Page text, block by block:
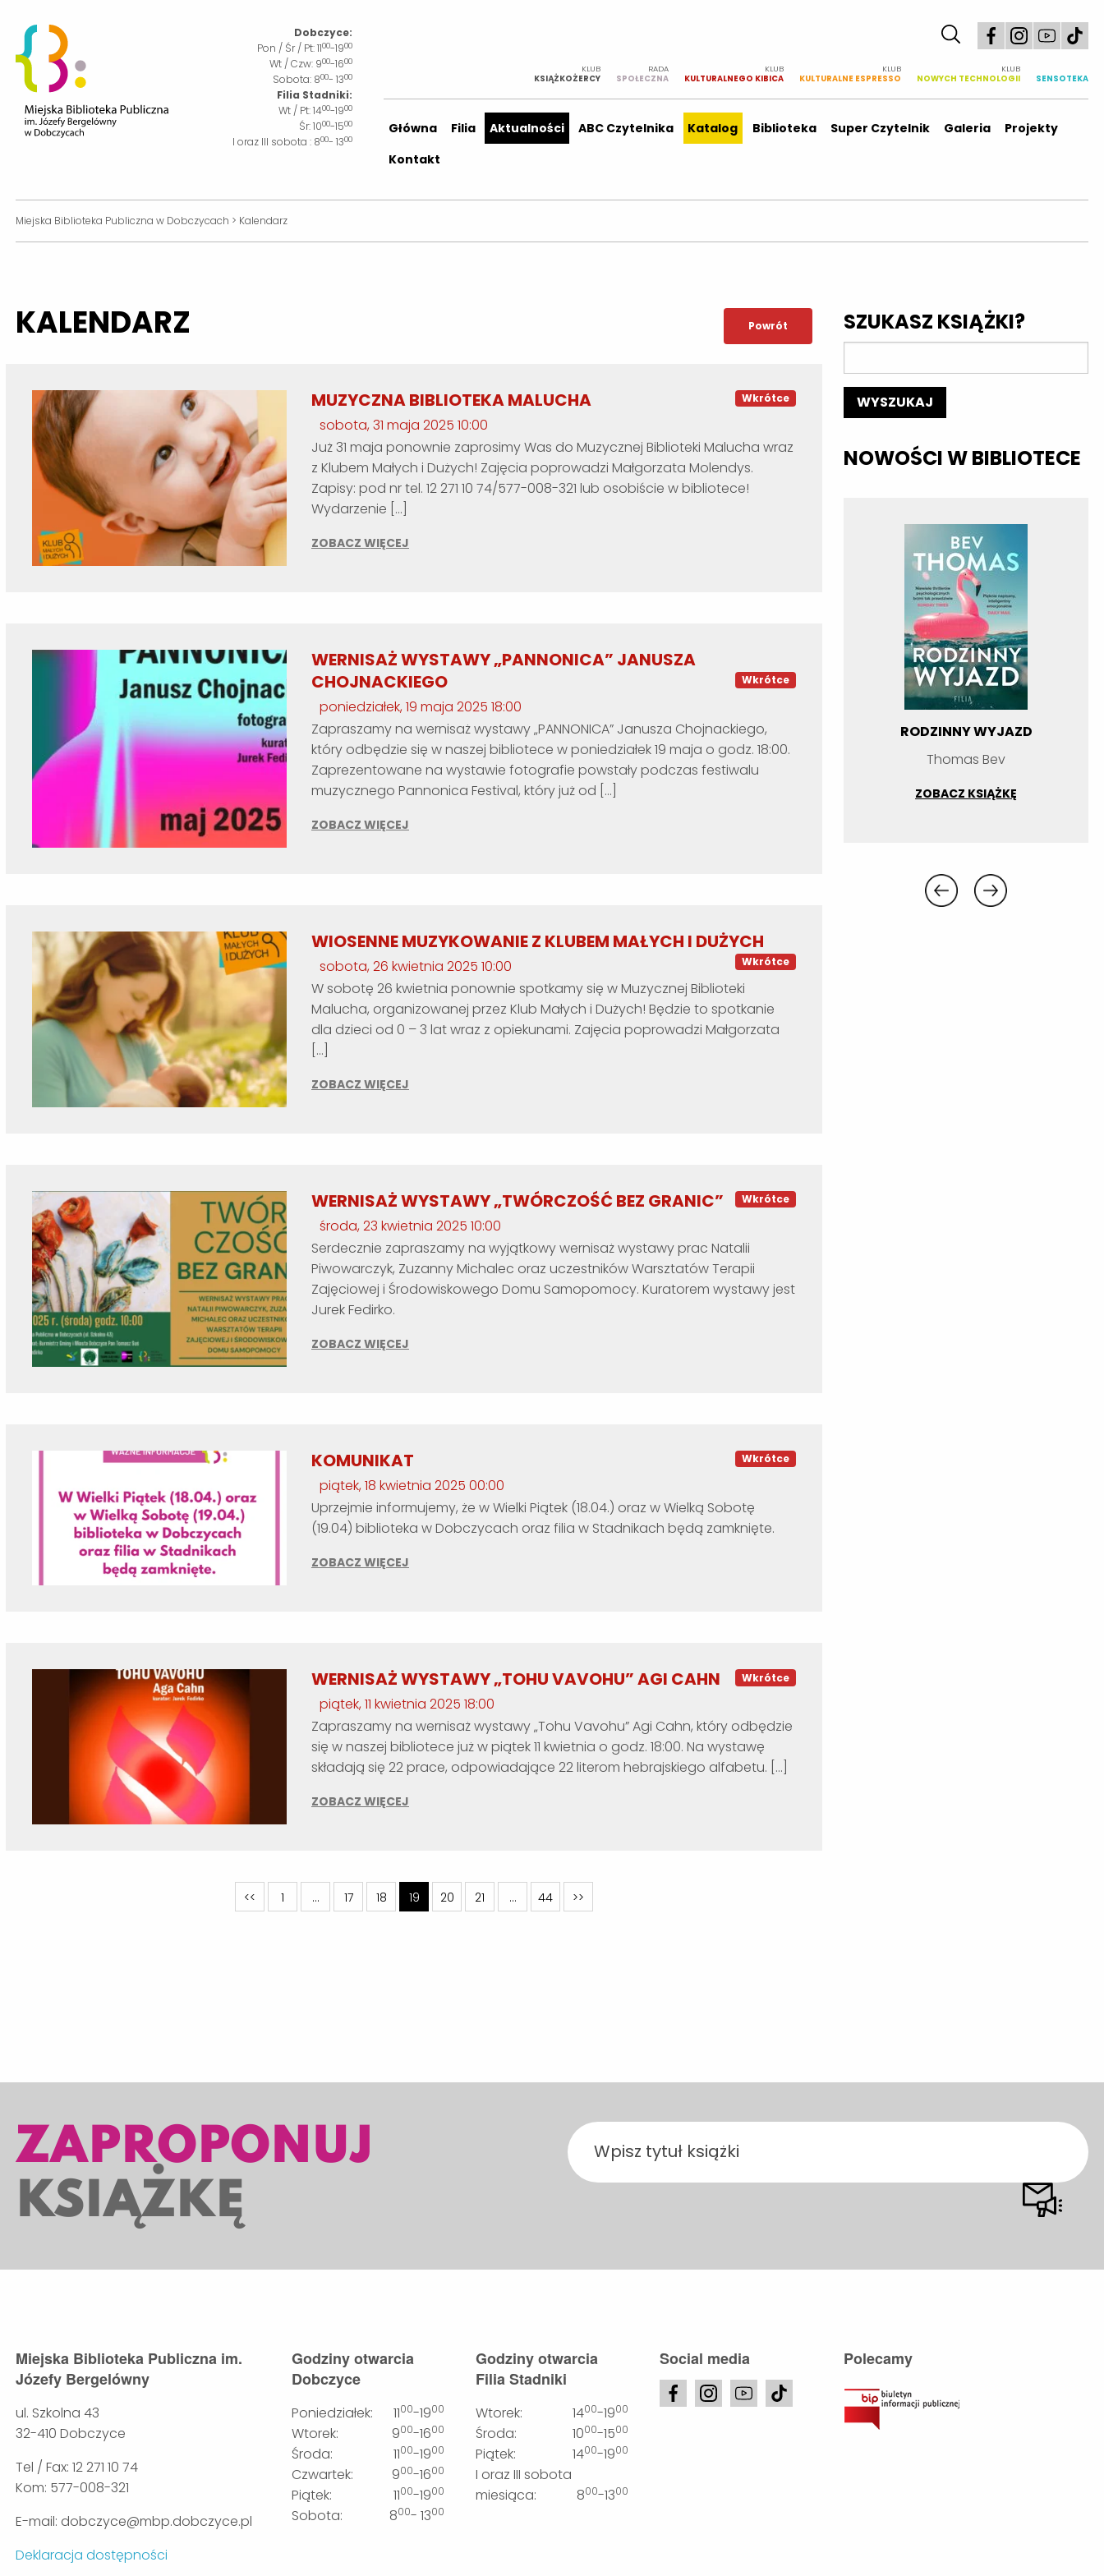
Dobczyce:
Pon / Śr / Pt:1100-1900
Wt / Czw: 900-1600
Sobota: 800- 1300
Filia Stadniki:
Wt / Pt:1400-1900
Śr:1000-1500
I oraz III sobota : 800- 1300
KLUB
KSIĄŻKOŻERCY
RADA
SPOŁECZNA
KLUB
KULTURALNEGO KIBICA
KLUB
KULTURALNE ESPRESSO
KLUB
NOWYCH TECHNOLOGII
SENSOTEKA
Główna Filia Aktualności ABC Czytelnika Katalog Biblioteka Super Czytelnik Galeria
Projekty
Kontakt
Miejska Biblioteka Publiczna w Dobczycach > Kalendarz
KALENDARZ Powrót
MUZYCZNA BIBLIOTEKA MALUCHA Wkrótce
sobota, 31 maja 2025 10:00
Już 31 maja ponownie zaprosimy Was do Muzycznej Biblioteki Malucha wraz
z Klubem Małych i Dużych! Zajęcia poprowadzi Małgorzata Molendys.
Zapisy: pod nr tel. 12 271 10 74/577-008-321 lub osobiście w bibliotece!
Wydarzenie […]
ZOBACZ WIĘCEJ
WERNISAŻ WYSTAWY „PANNONICA” JANUSZA
CHOJNACKIEGO
Wkrótce
poniedziałek, 19 maja 2025 18:00
Zapraszamy na wernisaż wystawy „PANNONICA” Janusza Chojnackiego,
który odbędzie się w naszej bibliotece w poniedziałek 19 maja o godz. 18:00.
Zaprezentowane na wystawie fotografie powstały podczas festiwalu
muzycznego Pannonica Festival, który już od […]
ZOBACZ WIĘCEJ
WIOSENNE MUZYKOWANIE Z KLUBEM MAŁYCH I DUŻYCH
Wkrótce
sobota, 26 kwietnia 2025 10:00
W sobotę 26 kwietnia ponownie spotkamy się w Muzycznej Biblioteki
Malucha, organizowanej przez Klub Małych i Dużych! Będzie to spotkanie
dla dzieci od 0 – 3 lat wraz z opiekunami. Zajęcia poprowadzi Małgorzata
[…]
ZOBACZ WIĘCEJ
WERNISAŻ WYSTAWY „TWÓRCZOŚĆ BEZ GRANIC” Wkrótce
środa, 23 kwietnia 2025 10:00
Serdecznie zapraszamy na wyjątkowy wernisaż wystawy prac Natalii
Piwowarczyk, Zuzanny Michalec oraz uczestników Warsztatów Terapii
Zajęciowej i Środowiskowego Domu Samopomocy. Kuratorem wystawy jest
Jurek Fedirko.
ZOBACZ WIĘCEJ
KOMUNIKAT Wkrótce
piątek, 18 kwietnia 2025 00:00
Uprzejmie informujemy, że w Wielki Piątek (18.04.) oraz w Wielką Sobotę
(19.04) biblioteka w Dobczycach oraz filia w Stadnikach będą zamknięte.
ZOBACZ WIĘCEJ
WERNISAŻ WYSTAWY „TOHU VAVOHU” AGI CAHN Wkrótce
piątek, 11 kwietnia 2025 18:00
Zapraszamy na wernisaż wystawy „Tohu Vavohu” Agi Cahn, który odbędzie
się w naszej bibliotece już w piątek 11 kwietnia o godz. 18:00. Na wystawę
składają się 22 prace, odpowiadające 22 literom hebrajskiego alfabetu. […]
ZOBACZ WIĘCEJ
<< 1 … 17 18 19 20 21 … 44 >>
SZUKASZ KSIĄŻKI?
NOWOŚCI W BIBLIOTECE
RODZINNY WYJAZD
Thomas Bev
ZOBACZ KSIĄŻKĘ
ZAPROPONUJ
KSIĄŻKĘ
Miejska Biblioteka Publiczna im.
Józefy Bergelówny
ul. Szkolna 43
32-410 Dobczyce
Tel / Fax: 12 271 10 74
Kom: 577-008-321
E-mail: dobczyce@mbp.dobczyce.pl
Deklaracja dostępności
Godziny otwarcia
Dobczyce
Poniedziałek: 1100-1900
Wtorek: 900-1600
Środa: 1100-1900
Czwartek: 900-1600
Piątek: 1100-1900
Sobota: 800- 1300
Godziny otwarcia
Filia Stadniki
Wtorek: 1400-1900
Środa: 1000-1500
Piątek: 1400-1900
I oraz III sobota
miesiąca:
800-1300
Social media Polecamy